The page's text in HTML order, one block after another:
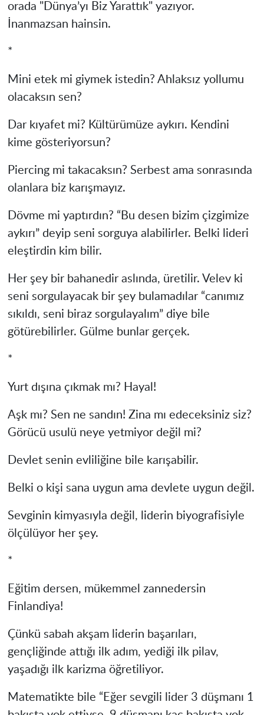
orada "Dünya’yı Biz Yarattık" yazıyor.
İnanmazsan hainsin.
*
Mini etek mi giymek istedin? Ahlaksız yollumu
olacaksın sen?
Dar kıyafet mi? Kültürümüze aykırı. Kendini
kime gösteriyorsun?
Piercing mi takacaksın? Serbest ama sonrasında
olanlara biz karışmayız.
Dövme mi yaptırdın? “Bu desen bizim çizgimize
aykırı” deyip seni sorguya alabilirler. Belki lideri
eleştirdin kim bilir.
Her şey bir bahanedir aslında, üretilir. Velev ki
seni sorgulayacak bir şey bulamadılar “canımız
sıkıldı, seni biraz sorgulayalım” diye bile
götürebilirler. Gülme bunlar gerçek.
*
Yurt dışına çıkmak mı? Hayal!
Aşk mı? Sen ne sandın! Zina mı edeceksiniz siz?
Görücü usulü neye yetmiyor değil mi?
Devlet senin evliliğine bile karışabilir.
Belki o kişi sana uygun ama devlete uygun değil.
Sevginin kimyasıyla değil, liderin biyografisiyle
ölçülüyor her şey.
*
Eğitim dersen, mükemmel zannedersin
Finlandiya!
Çünkü sabah akşam liderin başarıları,
gençliğinde attığı ilk adım, yediği ilk pilav,
yaşadığı ilk karizma öğretiliyor.
Matematikte bile “Eğer sevgili lider 3 düşmanı 1